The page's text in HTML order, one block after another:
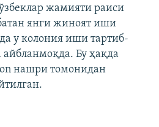
жамияти раиси
янги жиноят иши
у колония иши тартиб-
Бу ҳақда
нашри томонидан